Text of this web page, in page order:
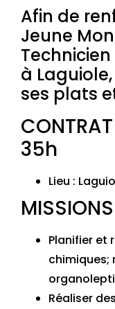
Afin de
Jeune
à
ses plats
35h
Lieu :
MISSIONS
Planifier et
chimiques;
Réaliser